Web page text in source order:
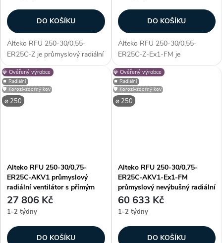
DO KOŠÍKU
Alteko RFU 250-30/0,55-
ER25C-Z je průmyslový radiální
ventilátor s přímým pohonem
AC, určený pro profesionální
využití. Vyniká především
unikátností konstrukce - díky...
DO KOŠÍKU
Alteko RFU 250-30/0,55-
ER25C-Z-Ex1-FM je
průmyslový nevýbušný radiální
ventilátor s přímým pohonem
AC, určený pro profesionální
využití. Vyniká především
unikátností konstrukce...
💎 Ověřený výrobce
⌀ 250
⏹️ Radiální
🛡️ Korozivzdorný kov
Alteko RFU 250-30/0,75-
ER25C-AKV1 průmyslový
radiální ventilátor s přímým
pohonem AC
27 806 Kč
1-2 týdny
DO KOŠÍKU
💎 Ověřený výrobce
⌀ 250
⏹️ Radiální
🛡️ Korozivzdorný kov
Alteko RFU 250-30/0,75-
ER25C-AKV1-Ex1-FM
průmyslový nevýbušný radiální
ventilátor s přímým pohonem
AC
60 633 Kč
1-2 týdny
DO KOŠÍKU